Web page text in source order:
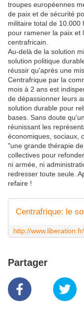
troupes européennes
de paix et de sécurité
militaire total de 10.000
pour ramener la paix et
centrafricain.
Au-delà de la solution
solution politique
réussir qu'après une
Centrafrique par la
mois à 2 ans est
de dépassionner leurs
solution durable pour
bases. Sans doute
réunissant les
économiques, sociaux,
"une grande thérapie
collectives pour
ni armée, ni
redresser toute seule.
refaire !
Partager